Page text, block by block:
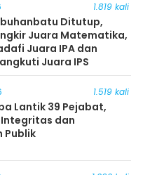
1.819 kali
Ditutup,
Juara Matematika,
Juara IPA dan
Juara IPS
1.519 kali
Lantik 39 Pejabat,
dan
Publik